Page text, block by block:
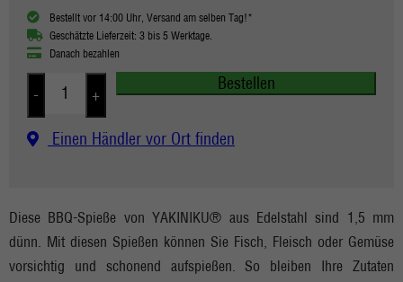
Bestellt vor 14:00 Uhr, Versand am selben Tag!*
Geschätzte Lieferzeit: 3 bis 5 Werktage.
Danach bezahlen
- +
Bestellen
Einen Händler vor Ort finden
Diese BBQ-Spieße von YAKINIKU® aus Edelstahl sind 1,5 mm
dünn. Mit diesen Spießen können Sie Fisch, Fleisch oder Gemüse
vorsichtig und schonend aufspießen. So bleiben Ihre Zutaten